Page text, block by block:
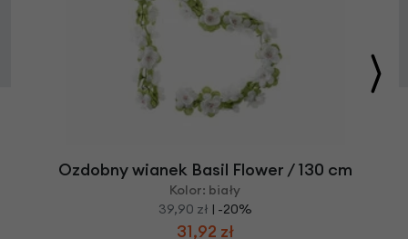
Ozdobny wianek Basil Flower / 130 cm
Kolor: biały
39,90 zł | -20%
31,92 zł